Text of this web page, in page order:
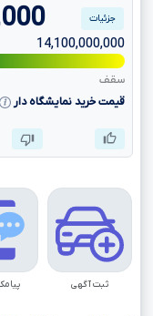
جزئیات
14,100,000,000
سقف
قیمت خرید نمایشگاه دار
ثبت آگهی